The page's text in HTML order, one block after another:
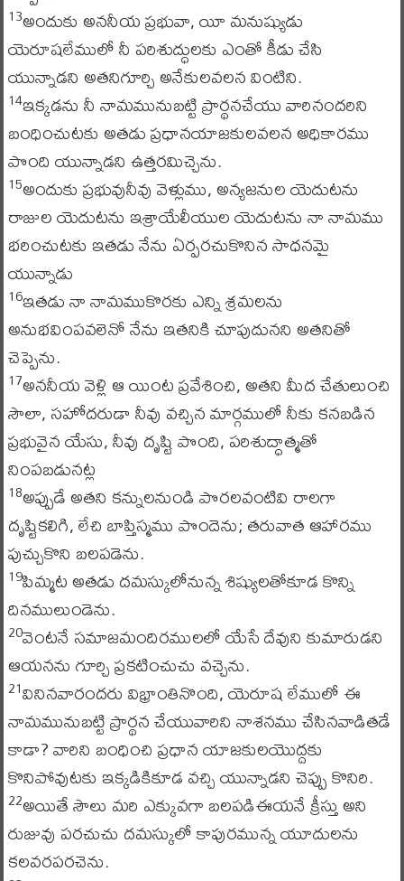
13అందుకు అననీయ ప్రభువా, యీ మనుష్యుడు
యెరూషలేములో నీ పరిశుద్ధులకు ఎంతో కీడు చేసి
యున్నాడని అతనిగూర్చి అనేకులవలన వింటిని.
14ఇక్కడను నీ నామమునుబట్టి ప్రార్థనచేయు వారినందరిని
బంధించుటకు అతడు ప్రధానయాజకులవలన అధికారము
పొంది యున్నాడని ఉత్తరమిచ్చెను.
15అందుకు ప్రభువునీవు వెళ్లుము, అన్యజనుల యెదుటను
రాజుల యెదుటను ఇశ్రాయేలీయుల యెదుటను నా నామము
భరించుటకు ఇతడు నేను ఏర్పరచుకొనిన సాధనమై
యున్నాడు
16ఇతడు నా నామముకొరకు ఎన్ని శ్రమలను
అనుభవింపవలెనో నేను ఇతనికి చూపుదునని అతనితో
చెప్పెను.
17అననీయ వెళ్లి ఆ యింట ప్రవేశించి, అతని మీద చేతులుంచి
సౌలా, సహోదరుడా నీవు వచ్చిన మార్గములో నీకు కనబడిన
ప్రభువైన యేసు, నీవు దృష్టి పొంది, పరిశుద్ధాత్మతో
నింపబడునట్ల
18అప్పుడే అతని కన్నులనుండి పొరలవంటివి రాలగా
దృష్టికలిగి, లేచి బాప్తిస్మము పొందెను; తరువాత ఆహారము
పుచ్చుకొని బలపడెను.
19పిమ్మట అతడు దమస్కులోనున్న శిష్యులతోకూడ కొన్ని
దినములుండెను.
20వెంటనే సమాజమందిరములలో యేసే దేవుని కుమారుడని
ఆయనను గూర్చి ప్రకటించుచు వచ్చెను.
21వినినవారందరు విభ్రాంతినొంది, యెరూష లేములో ఈ
నామమునుబట్టి ప్రార్థన చేయువారిని నాశనము చేసినవాడితడే
కాడా? వారిని బంధించి ప్రధాన యాజకులయొద్దకు
కొనిపోవుటకు ఇక్కడికికూడ వచ్చి యున్నాడని చెప్పు కొనిరి.
22అయితే సౌలు మరి ఎక్కువగా బలపడిఈయనే క్రీస్తు అని
రుజువు పరచుచు దమస్కులో కాపురమున్న యూదులను
కలవరపరచెను.